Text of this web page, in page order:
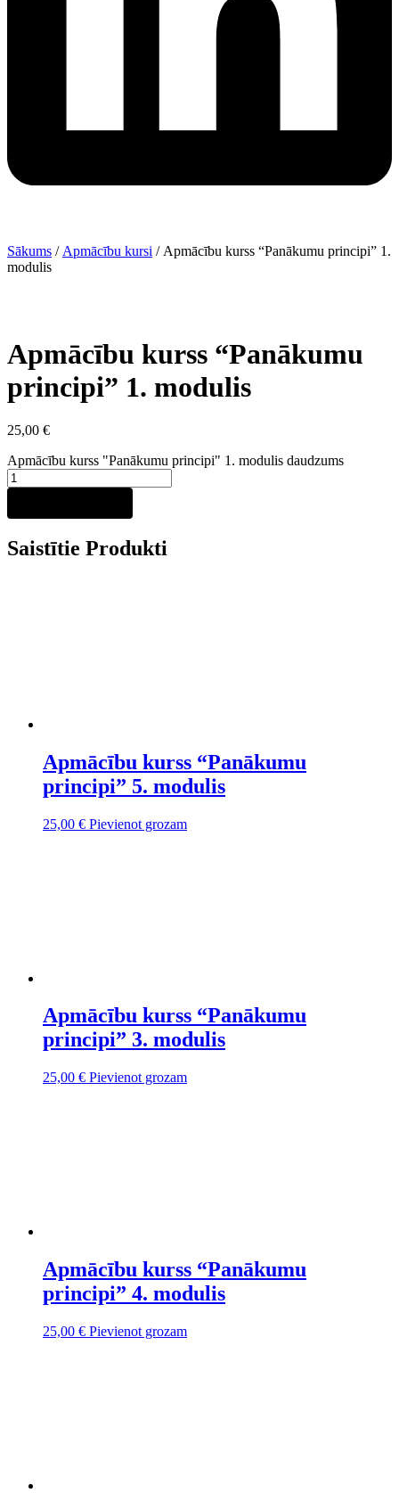
Sākums / Apmācību kursi / Apmācību kurss “Panākumu principi” 1.
modulis
Apmācību kurss “Panākumu
principi” 1. modulis
25,00 €
Apmācību kurss "Panākumu principi" 1. modulis daudzums
Saistītie Produkti
Apmācību kurss “Panākumu
principi” 5. modulis
25,00 € Pievienot grozam
Apmācību kurss “Panākumu
principi” 3. modulis
25,00 € Pievienot grozam
Apmācību kurss “Panākumu
principi” 4. modulis
25,00 € Pievienot grozam